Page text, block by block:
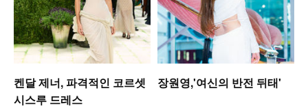
켄달 제너, 파격적인 코르셋
시스루 드레스
장원영,'여신의 반전 뒤태'